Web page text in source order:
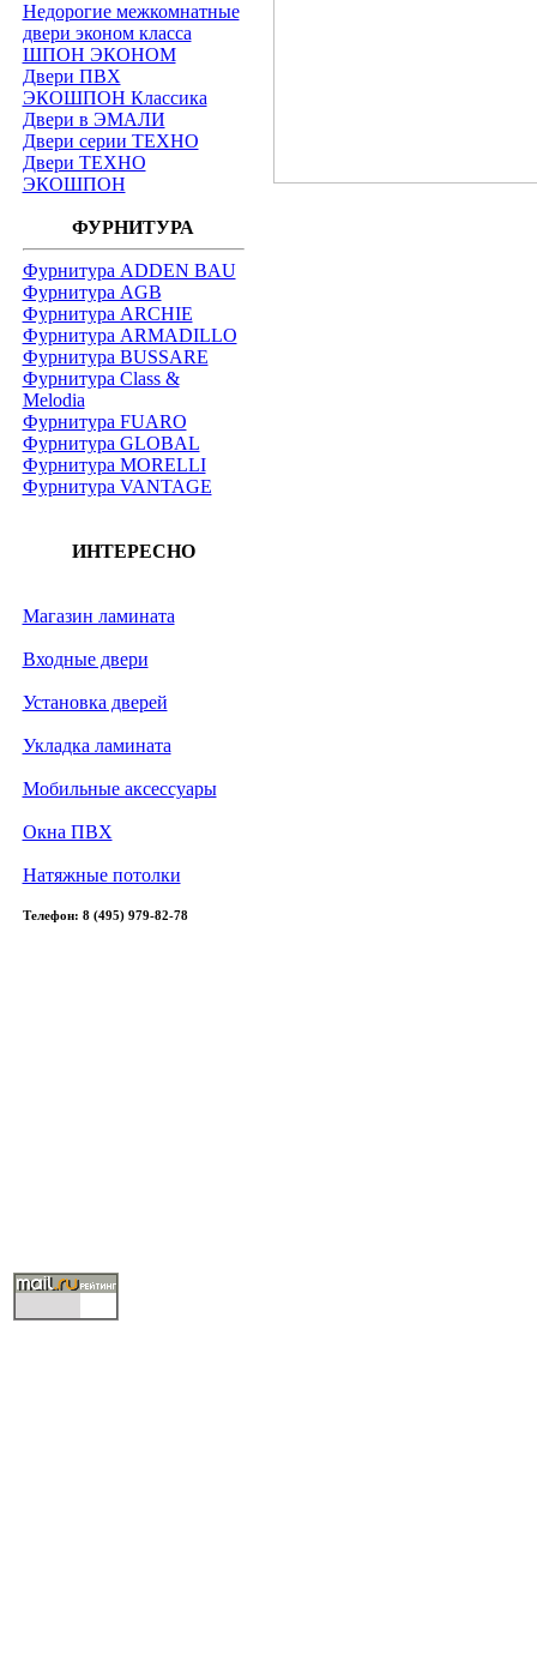
Недорогие межкомнатные
двери эконом класса
ШПОН ЭКОНОМ
Двери ПВХ
ЭКОШПОН Классика
Двери в ЭМАЛИ
Двери серии ТЕХНО
Двери ТЕХНО
ЭКОШПОН
ФУРНИТУРА
Фурнитура ADDEN BAU
Фурнитура AGB
Фурнитура ARCHIE
Фурнитура ARMADILLO
Фурнитура BUSSARE
Фурнитура Class &
Melodia
Фурнитура FUARO
Фурнитура GLOBAL
Фурнитура MORELLI
Фурнитура VANTAGE
ИНТЕРЕСНО
Магазин ламината
Входные двери
Установка дверей
Укладка ламината
Мобильные аксессуары
Окна ПВХ
Натяжные потолки
Телефон: 8 (495) 979-82-78